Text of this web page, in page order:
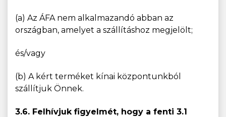
(a) Az ÁFA nem alkalmazandó abban az
országban, amelyet a szállításhoz megjelölt;
és/vagy
(b) A kért terméket kínai központunkból
szállítjuk Önnek.
3.6. Felhívjuk figyelmét, hogy a fenti 3.1